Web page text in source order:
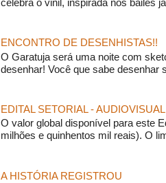
ENCONTRO DE DESENHISTAS!!
O Garatuja será uma noite com
desenhar! Você que sabe desenhar
EDITAL SETORIAL - AUDIOVISUAL
O valor global disponível para este
milhões e quinhentos mil reais). O
A HISTÓRIA REGISTROU